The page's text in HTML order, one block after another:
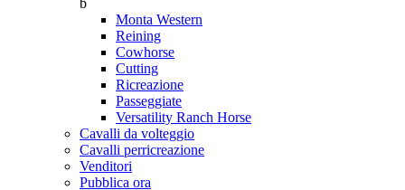
b
Monta Western
Reining
Cowhorse
Cutting
Ricreazione
Passeggiate
Versatility Ranch Horse
Cavalli da volteggio
Cavalli perricreazione
Venditori
Pubblica ora